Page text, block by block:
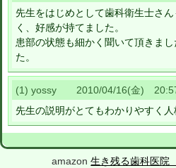
先生をはじめとして歯科衛生士さ
く、好感が持てました。
患部の状態も細かく聞いて頂きま
た。
(1) yossy 2010/04/16(金)
先生の説明がとてもわかりやすく
amazon生き残る歯科医